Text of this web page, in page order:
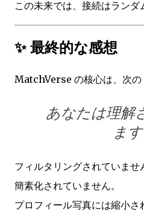
この未来では、接続はランダ
✨ 最終的な感想
MatchVerse の核心は、次の
あなたは理解
ます
フィルタリングされていませ
簡素化されていません。
プロフィール写真には縮小さ